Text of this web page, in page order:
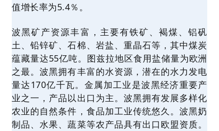
值增长率为5.4％。
波黑矿产资源丰富，主要有铁矿、褐煤、铝矾
土、铅锌矿、石棉、岩盐、重晶石等，其中煤炭
蕴藏量达55亿吨。图兹拉地区食用盐储量为欧洲
之最。波黑拥有丰富的水资源，潜在的水力发电
量达170亿千瓦。金属加工业是波黑经济重要产
业之一，产品以出口为主。波黑拥有发展多样化
农业的自然条件，食品加工业传统悠久。波黑奶
制品、水果、蔬菜等农产品具有出口欧盟资质。